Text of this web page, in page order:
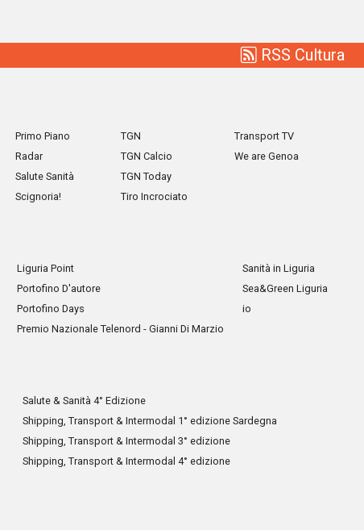
RSS Cultura
Primo Piano
Radar
Salute Sanità
Scignoria!
TGN
TGN Calcio
TGN Today
Tiro Incrociato
Transport TV
We are Genoa
Liguria Point
Portofino D'autore
Portofino Days
Premio Nazionale Telenord - Gianni Di Marzio
Sanità in Liguria
Sea&Green Liguria
io
Salute & Sanità 4° Edizione
Shipping, Transport & Intermodal 1° edizione Sardegna
Shipping, Transport & Intermodal 3° edizione
Shipping, Transport & Intermodal 4° edizione